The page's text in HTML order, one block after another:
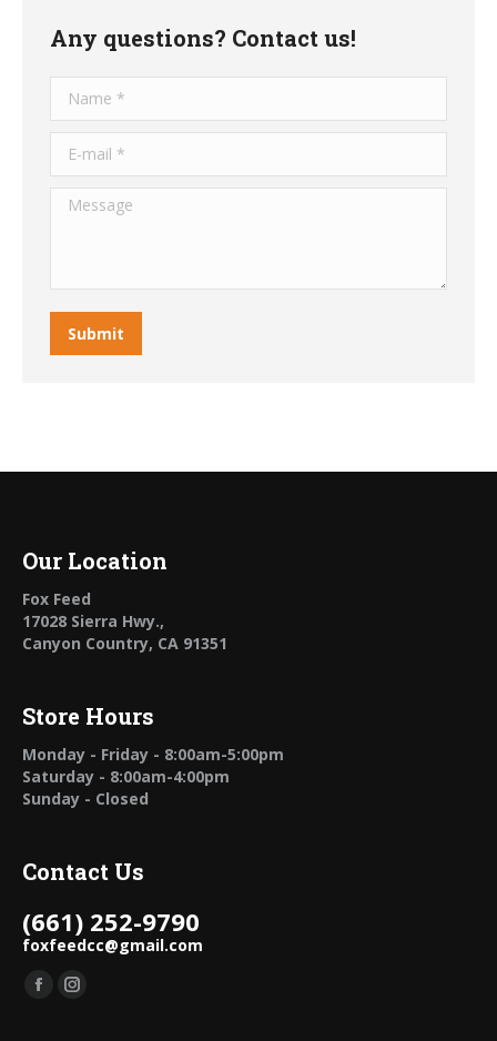
Any questions? Contact us!
Message
Submit
Our Location
Fox Feed
17028 Sierra Hwy.,
Canyon Country, CA 91351
Store Hours
Monday - Friday - 8:00am-5:00pm
Saturday - 8:00am-4:00pm
Sunday - Closed
Contact Us
(661) 252-9790
foxfeedcc@gmail.com
Find us on:
FacebookInstagram